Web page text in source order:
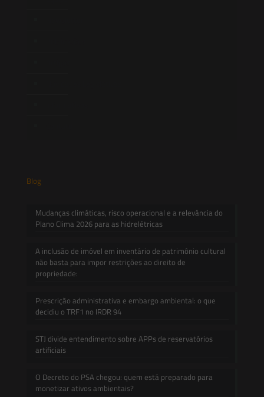
Blog
Mudanças climáticas, risco operacional e a relevância do
Plano Clima 2026 para as hidrelétricas
A inclusão de imóvel em inventário de patrimônio cultural
não basta para impor restrições ao direito de
propriedade:
Prescrição administrativa e embargo ambiental: o que
decidiu o TRF1 no IRDR 94
STJ divide entendimento sobre APPs de reservatórios
artificiais
O Decreto do PSA chegou: quem está preparado para
monetizar ativos ambientais?